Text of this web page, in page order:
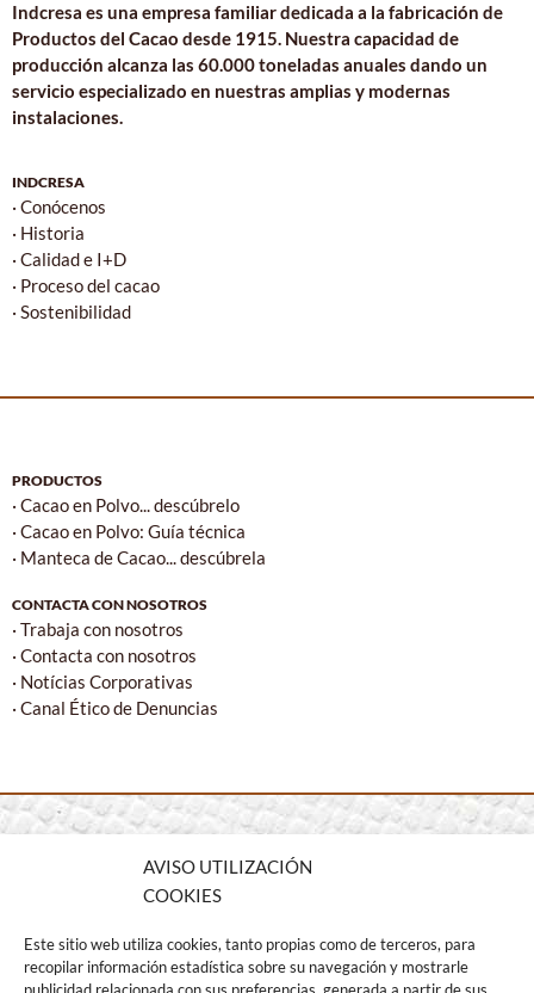
AVISO UTILIZACIÓN
COOKIES
Este sitio web utiliza cookies, tanto propias como de terceros, para
recopilar información estadística sobre su navegación y mostrarle
Indcresa es una empresa familiar dedicada a la fabricación de
Productos del Cacao desde 1915. Nuestra capacidad de
producción alcanza las 60.000 toneladas anuales dando un
servicio especializado en nuestras amplias y modernas
instalaciones.
INDCRESA
· Conócenos
· Historia
· Calidad e I+D
· Proceso del cacao
· Sostenibilidad
PRODUCTOS
· Cacao en Polvo... descúbrelo
· Cacao en Polvo: Guía técnica
· Manteca de Cacao... descúbrela
CONTACTA CON NOSOTROS
· Trabaja con nosotros
· Contacta con nosotros
· Notícias Corporativas
· Canal Ético de Denuncias
Albert Einstein 27 · Pol. Ind. Santa Margarita II